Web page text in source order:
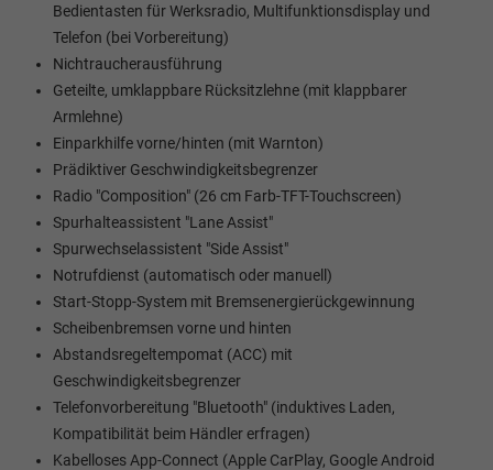
Bedientasten für Werksradio, Multifunktionsdisplay und
Telefon (bei Vorbereitung)
Nichtraucherausführung
Geteilte, umklappbare Rücksitzlehne (mit klappbarer
Armlehne)
Einparkhilfe vorne/hinten (mit Warnton)
Prädiktiver Geschwindigkeitsbegrenzer
Radio "Composition" (26 cm Farb-TFT-Touchscreen)
Spurhalteassistent "Lane Assist"
Spurwechselassistent "Side Assist"
Notrufdienst (automatisch oder manuell)
Start-Stopp-System mit Bremsenergierückgewinnung
Scheibenbremsen vorne und hinten
Abstandsregeltempomat (ACC) mit
Geschwindigkeitsbegrenzer
Telefonvorbereitung "Bluetooth" (induktives Laden,
Kompatibilität beim Händler erfragen)
Kabelloses App-Connect (Apple CarPlay, Google Android